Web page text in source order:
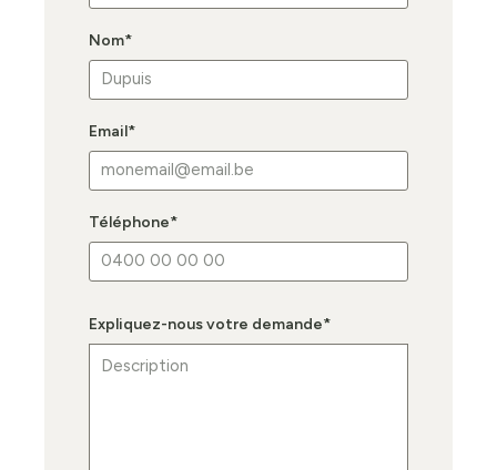
Nom*
Email*
Téléphone*
Expliquez-nous votre demande*